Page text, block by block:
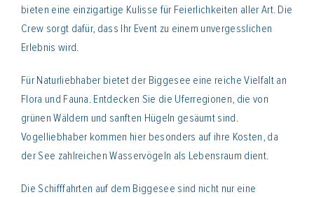
bieten eine einzigartige Kulisse für Feierlichkeiten aller Art. Die
Crew sorgt dafür, dass Ihr Event zu einem unvergesslichen
Erlebnis wird.
Für Naturliebhaber bietet der Biggesee eine reiche Vielfalt an
Flora und Fauna. Entdecken Sie die Uferregionen, die von
grünen Wäldern und sanften Hügeln gesäumt sind.
Vogelliebhaber kommen hier besonders auf ihre Kosten, da
der See zahlreichen Wasservögeln als Lebensraum dient.
Die Schifffahrten auf dem Biggesee sind nicht nur eine